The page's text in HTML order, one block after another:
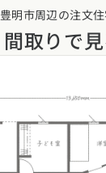
豊明市周辺の注文
間取りで